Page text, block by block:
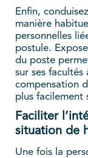
Enfin,
manière
personnelles
postule.
du poste
sur ses facultés
compensation
plus facilement
Faciliter
situation de
Une fois la